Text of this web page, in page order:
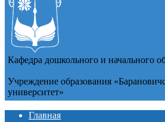
Кафедра дошкольного и начального
Учреждение образования
университет»
Главная